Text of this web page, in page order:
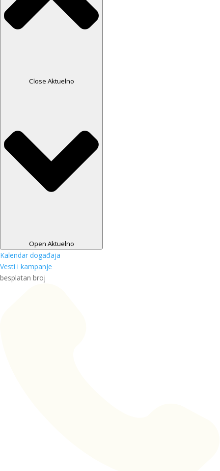
Close Aktuelno
Open Aktuelno
Kalendar događaja
Vesti i kampanje
besplatan broj